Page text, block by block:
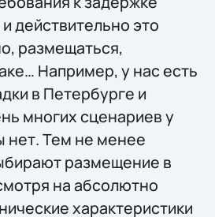
действительно это
размещаться,
Например, у нас есть
в Петербурге и
многих сценариев у
нет. Тем не менее
размещение в
на абсолютно
характеристики